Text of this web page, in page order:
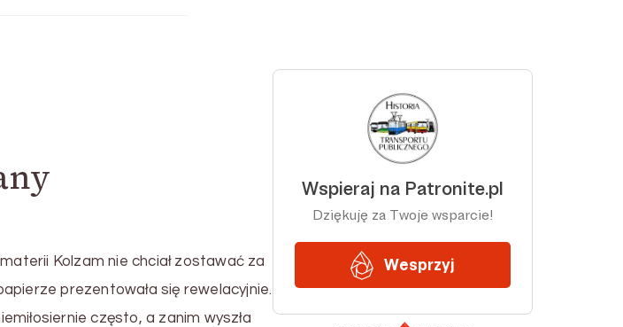
Kolzam nie chciał zostawać za
prezentowała się rewelacyjnie.
często, a zanim wyszła